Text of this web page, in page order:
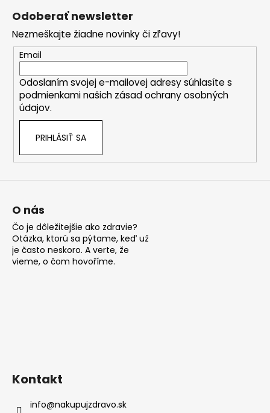
Odoberať newsletter
Nezmeškajte žiadne novinky či zľavy!
Email
Odoslaním svojej e-mailovej adresy súhlasíte s
podmienkami našich zásad ochrany osobných
údajov.
PRIHLÁSIŤ SA
O nás
Čo je dôležitejšie ako zdravie?
Otázka, ktorú sa pýtame, keď už
je často neskoro. A verte, že
vieme, o čom hovoříme.
Kontakt
info@nakupujzdravo.sk